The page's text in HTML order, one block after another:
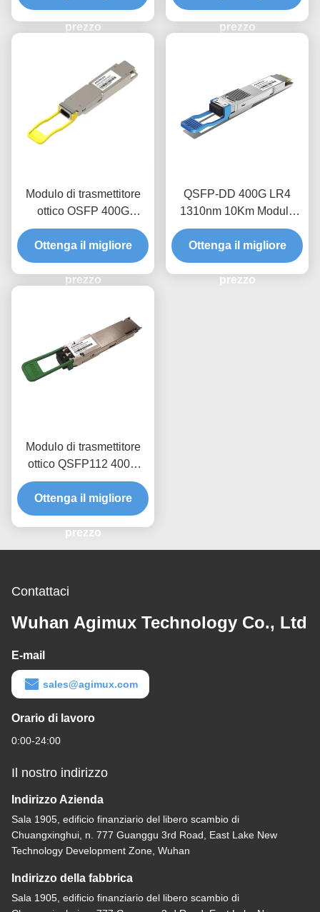
prezzo prezzo
Modulo di trasmettitore
ottico OSFP 400G
1310nm DR4 500M
Ottenga il migliore
prezzo
QSFP-DD 400G LR4
1310nm 10Km Modulo
trasmettitore ottico
Ottenga il migliore
prezzo
Modulo di trasmettitore
ottico QSFP112 400G
FR4 da 2 km
Ottenga il migliore
prezzo
Contattaci
Wuhan Agimux Technology Co., Ltd
E-mail
sales@agimux.com
Orario di lavoro
0:00-24:00
Il nostro indirizzo
Indirizzo Azienda
Sala 1905, edificio finanziario del libero scambio di
Chuangxinghui, n. 777 Guanggu 3rd Road, East Lake New
Technology Development Zone, Wuhan
Indirizzo della fabbrica
Sala 1905, edificio finanziario del libero scambio di